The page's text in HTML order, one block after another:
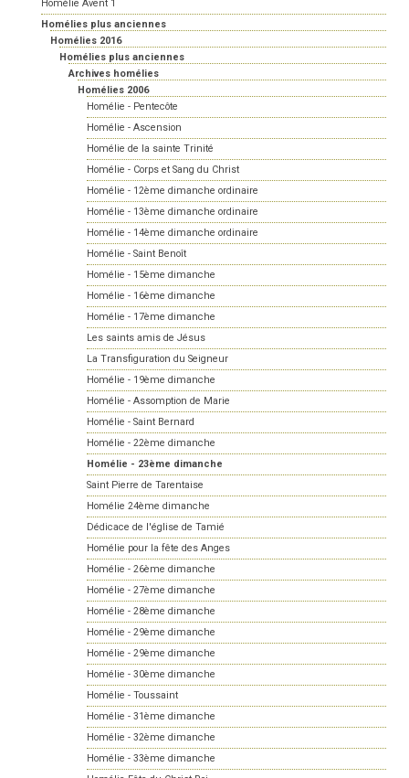
Homélie Avent 1
Homélies plus anciennes
Homélies 2016
Homélies plus anciennes
Archives homélies
Homélies 2006
Homélie - Pentecôte
Homélie - Ascension
Homélie de la sainte Trinité
Homélie - Corps et Sang du Christ
Homélie - 12ème dimanche ordinaire
Homélie - 13ème dimanche ordinaire
Homélie - 14ème dimanche ordinaire
Homélie - Saint Benoît
Homélie - 15ème dimanche
Homélie - 16ème dimanche
Homélie - 17ème dimanche
Les saints amis de Jésus
La Transfiguration du Seigneur
Homélie - 19ème dimanche
Homélie - Assomption de Marie
Homélie - Saint Bernard
Homélie - 22ème dimanche
Homélie - 23ème dimanche
Saint Pierre de Tarentaise
Homélie 24ème dimanche
Dédicace de l'église de Tamié
Homélie pour la fête des Anges
Homélie - 26ème dimanche
Homélie - 27ème dimanche
Homélie - 28ème dimanche
Homélie - 29ème dimanche
Homélie - 29ème dimanche
Homélie - 30ème dimanche
Homélie - Toussaint
Homélie - 31ème dimanche
Homélie - 32ème dimanche
Homélie - 33ème dimanche